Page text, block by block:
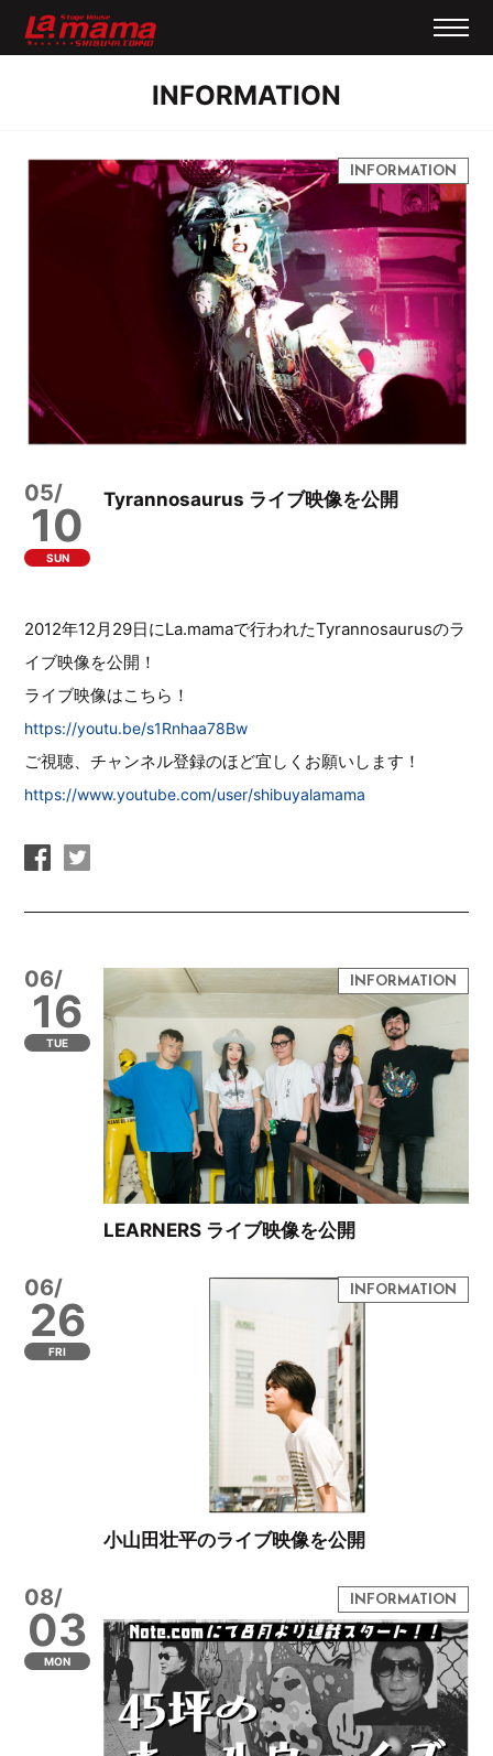
INFORMATION
05/
10
SUN
Tyrannosaurus ライブ映像を公開
2012年12月29日にLa.mamaで行われたTyrannosaurusのラ
イブ映像を公開！
ライブ映像はこちら！
https://youtu.be/s1Rnhaa78Bw
ご視聴、チャンネル登録のほど宜しくお願いします！
https://www.youtube.com/user/shibuyalamama
06/
16
TUE
LEARNERS ライブ映像を公開
06/
26
FRI
小山田壮平のライブ映像を公開
08/
03
MON